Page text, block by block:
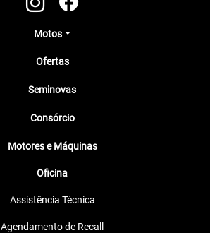
Motos
Ofertas
Seminovas
Consórcio
Motores e Máquinas
Oficina
Assistência Técnica
Agendamento de Recall